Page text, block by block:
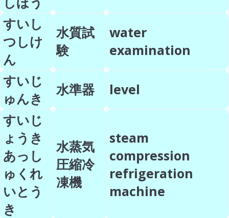
すいし
つしけ
ん
水質試
験
water
examination
すいじ
ゅんき
水準器
level
すいじ
ょうき
あっし
ゅくれ
いとう
き
水蒸気
圧縮冷
凍機
steam
compression
refrigeration
machine